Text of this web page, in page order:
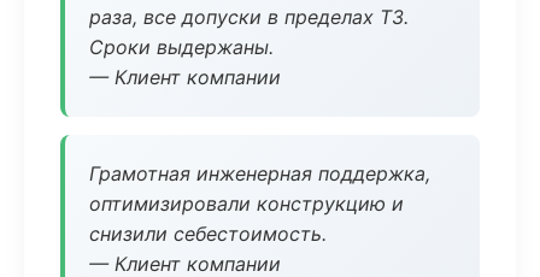
раза, все допуски в пределах ТЗ.
Сроки выдержаны.
— Клиент компании
Грамотная инженерная поддержка,
оптимизировали конструкцию и
снизили себестоимость.
— Клиент компании